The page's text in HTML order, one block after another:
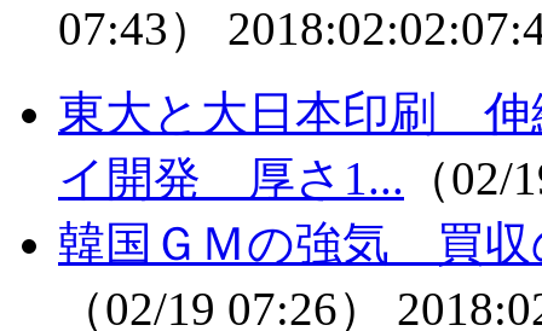
07:43）
東大と大日本印刷 伸
イ開発 厚さ1... （
韓国ＧＭの強気 買収
（02/19 07:26）